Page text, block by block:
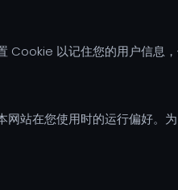
Cookie 以记住您的用户信息，
站在您使用时的运行偏好